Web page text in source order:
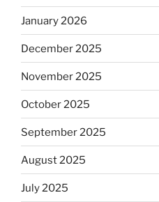
January 2026
December 2025
November 2025
October 2025
September 2025
August 2025
July 2025